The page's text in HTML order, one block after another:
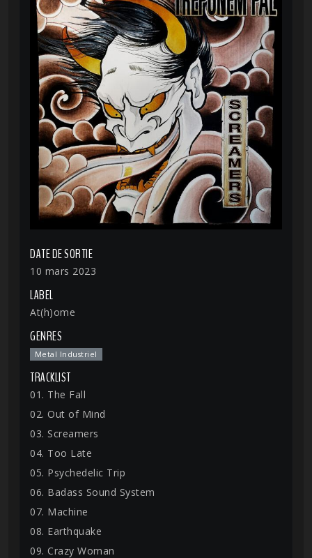
DATE DE SORTIE
10 mars 2023
LABEL
At(h)ome
GENRES
Metal Industriel
TRACKLIST
01. The Fall
02. Out of Mind
03. Screamers
04. Too Late
05. Psychedelic Trip
06. Badass Sound System
07. Machine
08. Earthquake
09. Crazy Woman